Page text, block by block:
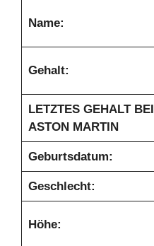
Name:
Gehalt:
LETZTES GEHALT BEI
ASTON MARTIN
Geburtsdatum:
Geschlecht:
Höhe: